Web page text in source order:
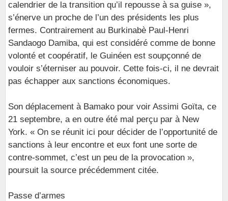
calendrier de la transition qu’il repousse à sa guise »,
s’énerve un proche de l’un des présidents les plus
fermes. Contrairement au Burkinabè Paul-Henri
Sandaogo Damiba, qui est considéré comme de bonne
volonté et coopératif, le Guinéen est soupçonné de
vouloir s’éterniser au pouvoir. Cette fois-ci, il ne devrait
pas échapper aux sanctions économiques.
Son déplacement à Bamako pour voir Assimi Goïta, ce
21 septembre, a en outre été mal perçu par à New
York. « On se réunit ici pour décider de l’opportunité de
sanctions à leur encontre et eux font une sorte de
contre-sommet, c’est un peu de la provocation »,
poursuit la source précédemment citée.
Passe d’armes